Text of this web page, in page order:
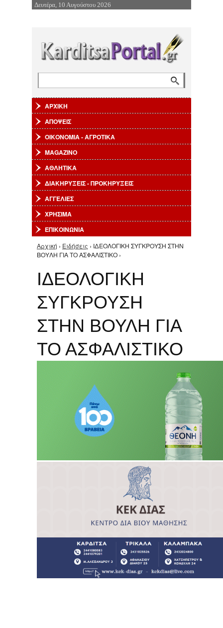
Επιστροφή στην Πλοήγηση
Δευτέρα, 10 Αυγούστου 2026
ΑΡΧΙΚΗ
ΑΠΟΨΕΙΣ
ΟΙΚΟΝΟΜΙΑ - ΑΓΡΟΤΙΚΑ
MAGAZINO
ΑΘΛΗΤΙΚΑ
ΔΙΑΚΗΡΥΞΕΙΣ - ΠΡΟΚΗΡΥΞΕΙΣ
ΑΓΓΕΛΙΕΣ
ΧΡΗΣΙΜΑ
ΕΠΙΚΟΙΝΩΝΙΑ
Είστε εδώ
Αρχική › Ειδήσεις › ΙΔΕΟΛΟΓΙΚΗ ΣΥΓΚΡΟΥΣΗ ΣΤΗΝ
ΒΟΥΛΗ ΓΙΑ ΤΟ ΑΣΦΑΛΙΣΤΙΚΟ ›
ΙΔΕΟΛΟΓΙΚΗ
ΣΥΓΚΡΟΥΣΗ
ΣΤΗΝ ΒΟΥΛΗ ΓΙΑ
ΤΟ ΑΣΦΑΛΙΣΤΙΚΟ